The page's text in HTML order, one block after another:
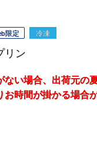
限定 冷凍
リン
ない場合、出荷元の
お時間が掛かる場合